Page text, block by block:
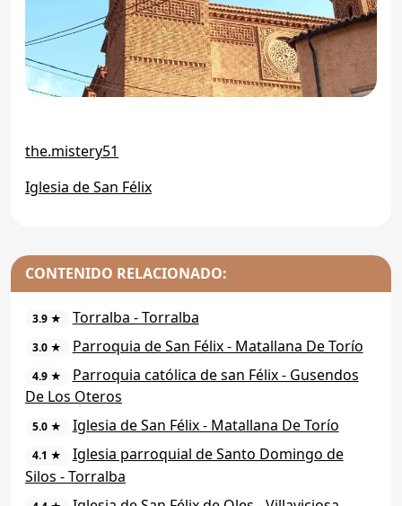
the.mistery51
Iglesia de San Félix
CONTENIDO RELACIONADO:
3.9 ★ Torralba - Torralba
3.0 ★ Parroquia de San Félix - Matallana De Torío
4.9 ★
Parroquia católica de san Félix - Gusendos
De Los Oteros
5.0 ★ Iglesia de San Félix - Matallana De Torío
4.1 ★
Iglesia parroquial de Santo Domingo de
Silos - Torralba